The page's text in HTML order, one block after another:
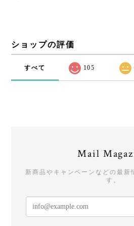
ショップの評価
すべて 105
Mail
新商品やキャンペーンなどの最新
す。